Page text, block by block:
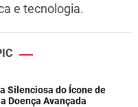
e tecnologia.
Silenciosa do Ícone de
Doença Avançada